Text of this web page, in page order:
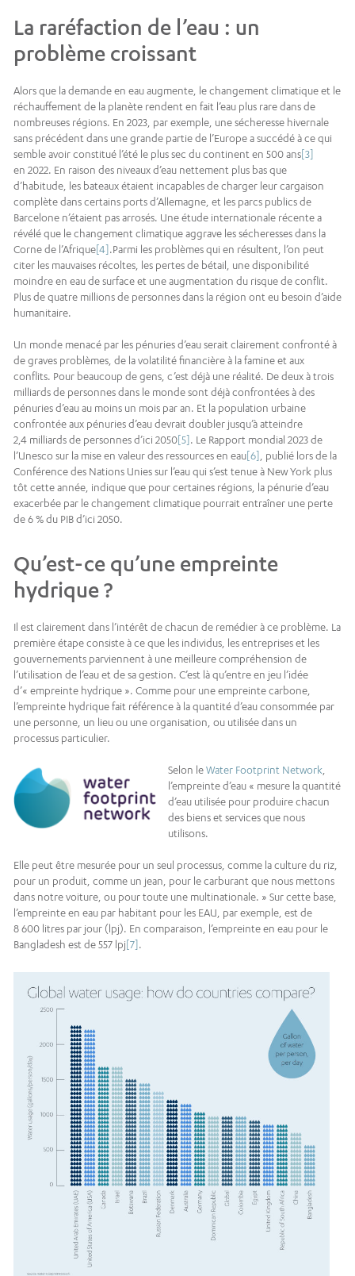
La raréfaction de l’eau : un
problème croissant
Alors que la demande en eau augmente, le changement climatique et le
réchauffement de la planète rendent en fait l’eau plus rare dans de
nombreuses régions. En 2023, par exemple, une sécheresse hivernale
sans précédent dans une grande partie de l’Europe a succédé à ce qui
semble avoir constitué l’été le plus sec du continent en 500 ans[3]
en 2022. En raison des niveaux d’eau nettement plus bas que
d’habitude, les bateaux étaient incapables de charger leur cargaison
complète dans certains ports d’Allemagne, et les parcs publics de
Barcelone n’étaient pas arrosés. Une étude internationale récente a
révélé que le changement climatique aggrave les sécheresses dans la
Corne de l’Afrique[4].Parmi les problèmes qui en résultent, l’on peut
citer les mauvaises récoltes, les pertes de bétail, une disponibilité
moindre en eau de surface et une augmentation du risque de conflit.
Plus de quatre millions de personnes dans la région ont eu besoin d’aide
humanitaire.
Un monde menacé par les pénuries d’eau serait clairement confronté à
de graves problèmes, de la volatilité financière à la famine et aux
conflits. Pour beaucoup de gens, c’est déjà une réalité. De deux à trois
milliards de personnes dans le monde sont déjà confrontées à des
pénuries d’eau au moins un mois par an. Et la population urbaine
confrontée aux pénuries d’eau devrait doubler jusqu’à atteindre
2,4 milliards de personnes d’ici 2050[5]. Le Rapport mondial 2023 de
l’Unesco sur la mise en valeur des ressources en eau[6]
, publié lors de la
Conférence des Nations Unies sur l’eau qui s’est tenue à New York plus
tôt cette année, indique que pour certaines régions, la pénurie d’eau
exacerbée par le changement climatique pourrait entraîner une perte
de 6 % du PIB d’ici 2050.
Qu’est-ce qu’une empreinte
hydrique ?
Il est clairement dans l’intérêt de chacun de remédier à ce problème. La
première étape consiste à ce que les individus, les entreprises et les
gouvernements parviennent à une meilleure compréhension de
l’utilisation de l’eau et de sa gestion. C’est là qu’entre en jeu l’idée
d’« empreinte hydrique ». Comme pour une empreinte carbone,
l’empreinte hydrique fait référence à la quantité d’eau consommée par
une personne, un lieu ou une organisation, ou utilisée dans un
processus particulier.
Selon leWater Footprint Network
l’empreinte d’eau « mesure la quantité
d’eau utilisée pour produire chacun
des biens et services que nous
utilisons.
Elle peut être mesurée pour un seul processus, comme la culture du riz,
pour un produit, comme un jean, pour le carburant que nous mettons
dans notre voiture, ou pour toute une multinationale. » Sur cette base,
l’empreinte en eau par habitant pour les EAU, par exemple, est de
8 600 litres par jour (lpj). En comparaison, l’empreinte en eau pour le
Bangladesh est de 557 lpj[7].